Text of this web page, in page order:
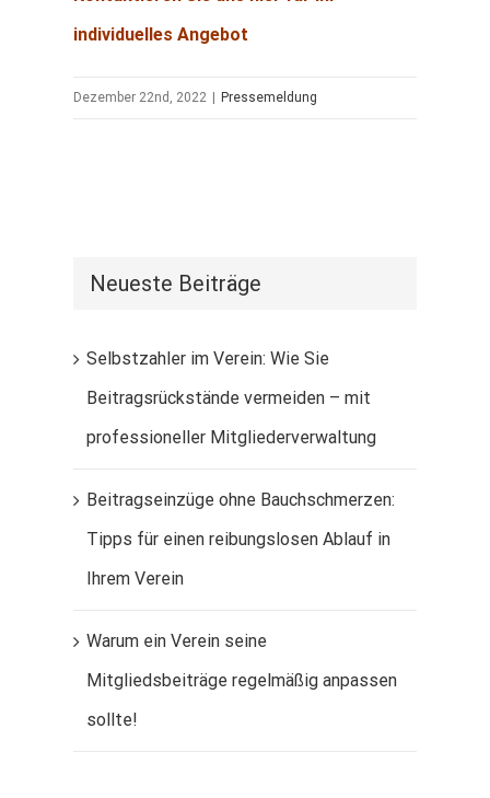
individuelles Angebot
Dezember 22nd, 2022 | Pressemeldung
Neueste Beiträge
Selbstzahler im Verein: Wie Sie
Beitragsrückstände vermeiden – mit
professioneller Mitgliederverwaltung
Beitragseinzüge ohne Bauchschmerzen:
Tipps für einen reibungslosen Ablauf in
Ihrem Verein
Warum ein Verein seine
Mitgliedsbeiträge regelmäßig anpassen
sollte!